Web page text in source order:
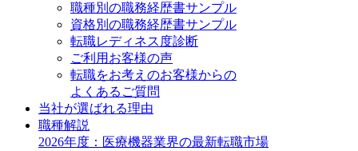
職種別の職務経歴書サンプル
資格別の職務経歴書サンプル
転職レディネス度診断
ご利用お客様の声
転職をお考えのお客様からの
よくあるご質問
当社が選ばれる理由
職種解説
2026年度：医療機器業界の最新転職市場